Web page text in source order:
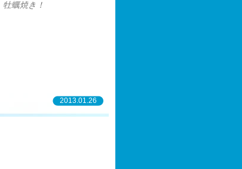
牡蠣焼き！
2013.01.26